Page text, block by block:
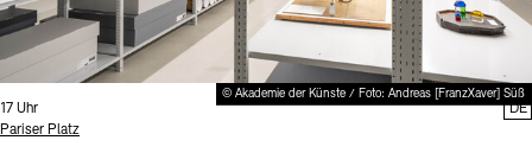
© Akademie der Künste / Foto: Andreas [FranzXaver] Süß
Uhrzeit:
17 Uhr
Standort
Pariser Platz
DE